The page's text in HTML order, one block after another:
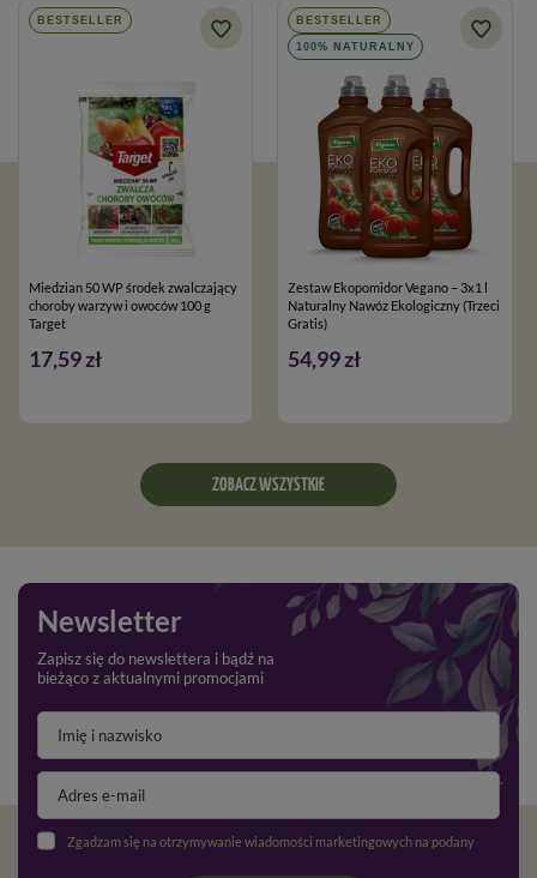
BESTSELLER
Miedzian 50 WP środek zwalczający
choroby warzyw i owoców 100 g
Target
17,59 zł
BESTSELLER
100% NATURALNY
Zestaw Ekopomidor Vegano – 3x1 l
Naturalny Nawóz Ekologiczny (Trzeci
Gratis)
54,99 zł
ZOBACZ WSZYSTKIE
Newsletter
Zapisz się do newslettera i bądź na
bieżąco z aktualnymi promocjami
Zgadzam się na otrzymywanie wiadomości marketingowych na podany adres e-mail oraz przetwarzanie danych osobowych zgodnie z